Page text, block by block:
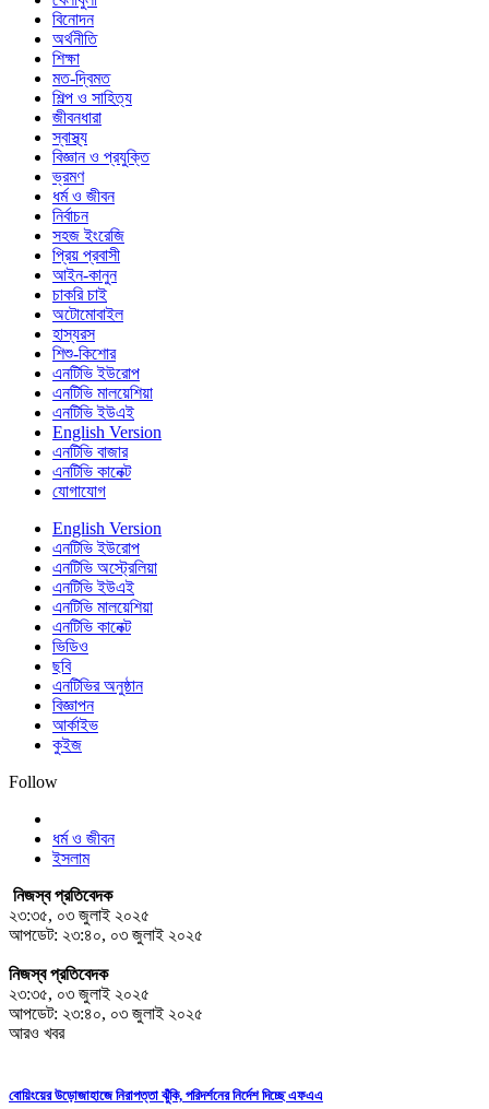
বিনোদন
অর্থনীতি
শিক্ষা
মত-দ্বিমত
শিল্প ও সাহিত্য
জীবনধারা
স্বাস্থ্য
বিজ্ঞান ও প্রযুক্তি
ভ্রমণ
ধর্ম ও জীবন
নির্বাচন
সহজ ইংরেজি
প্রিয় প্রবাসী
আইন-কানুন
চাকরি চাই
অটোমোবাইল
হাস্যরস
শিশু-কিশোর
এনটিভি ইউরোপ
এনটিভি মালয়েশিয়া
এনটিভি ইউএই
English Version
এনটিভি বাজার
এনটিভি কানেক্ট
যোগাযোগ
English Version
এনটিভি ইউরোপ
এনটিভি অস্ট্রেলিয়া
এনটিভি ইউএই
এনটিভি মালয়েশিয়া
এনটিভি কানেক্ট
ভিডিও
ছবি
এনটিভির অনুষ্ঠান
বিজ্ঞাপন
আর্কাইভ
কুইজ
Follow
ধর্ম ও জীবন
ইসলাম
নিজস্ব প্রতিবেদক
২৩:৩৫, ০৩ জুলাই ২০২৫
আপডেট: ২৩:৪০, ০৩ জুলাই ২০২৫
নিজস্ব প্রতিবেদক
২৩:৩৫, ০৩ জুলাই ২০২৫
আপডেট: ২৩:৪০, ০৩ জুলাই ২০২৫
আরও খবর
বোয়িংয়ের উড়োজাহাজে নিরাপত্তা ঝুঁকি, পরিদর্শনের নির্দেশ দিচ্ছে এফএএ